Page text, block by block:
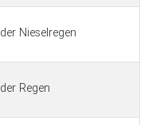
der Nieselregen
der Regen